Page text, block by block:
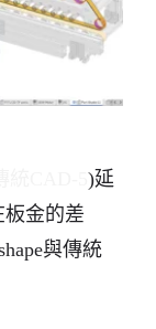
CAD-5 )延
板金的差
與傳統